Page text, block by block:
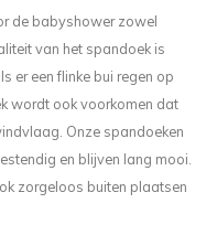
de babyshower zowel
van het spandoek is
er een flinke bui regen op
wordt ook voorkomen dat
Onze spandoeken
en blijven lang mooi.
zorgeloos buiten plaatsen